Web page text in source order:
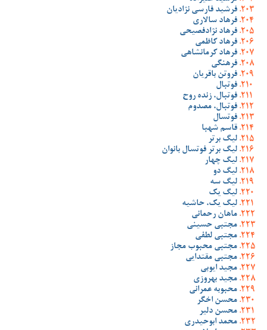
فرشید فارسی نژادیان
فرهاد سالاری
فرهاد نژادفصیحی
فرهاد کاظمی
فرهاد کرمانشاهی
فرهنگی
فروتن باقریان
فوتبال
فوتبال، زنده روح
فوتبال، مصدوم
فوتسال
قاسم شهبا
لیگ برتر
لیگ برتر فوتسال بانوان
لیگ چهار
لیگ دو
لیگ سه
لیگ یک
لیگ یک، حاشیه
ماهان رحمانی
مجتبی حسینی
مجتبی لطفی
مجتبی محبوب مجاز
مجتبی مقتدایی
مجید ایوبی
مجید بهروزی
محبوبه عمرانی
محسن اخگر
محسن دلیر
محمد ابوحیدری